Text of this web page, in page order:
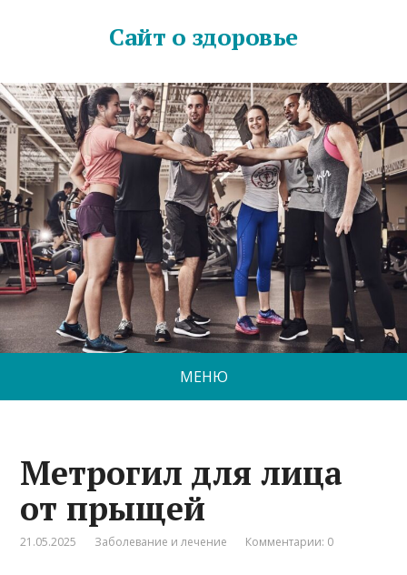
Сайт о здоровье
МЕНЮ
Метрогил для лица
от прыщей
21.05.2025 Заболевание и лечение Комментарии: 0